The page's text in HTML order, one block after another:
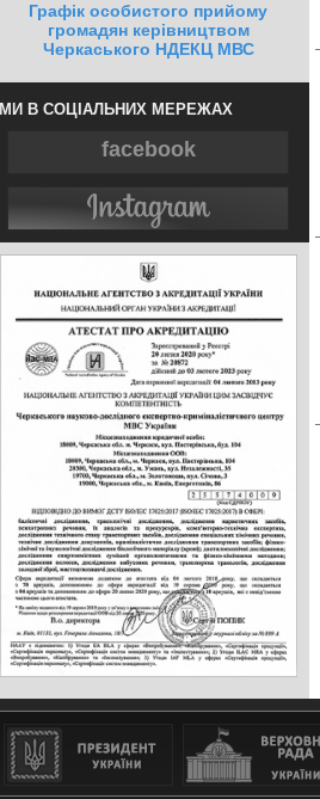
Графік особистого прийому
громадян керівництвом
Черкаського НДЕКЦ МВС
МИ В СОЦІАЛЬНИХ МЕРЕЖАХ
facebook